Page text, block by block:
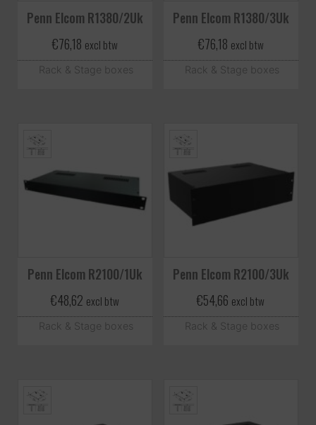
Penn Elcom R1380/2Uk
€76,18 excl btw
Rack & Stage boxes
Penn Elcom R1380/3Uk
€76,18 excl btw
Rack & Stage boxes
Penn Elcom R2100/1Uk
€48,62 excl btw
Rack & Stage boxes
Penn Elcom R2100/3Uk
€54,66 excl btw
Rack & Stage boxes